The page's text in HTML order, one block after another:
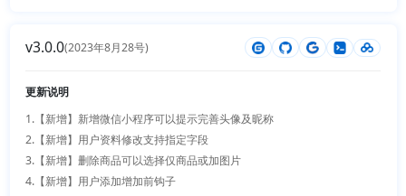
v3.0.0(2023年8月28号)
更新说明
1.【新增】新增微信小程序可以提示完善头像及昵称
2.【新增】用户资料修改支持指定字段
3.【新增】删除商品可以选择仅商品或加图片
4.【新增】用户添加增加前钩子